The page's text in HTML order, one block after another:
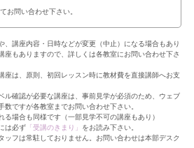
お問い合わせ下さい。
講座内容・日時などが変更（中止）になる場合もあり
座もありますので、詳しくは各教室にお問い合わせ下さ
は、原則、初回レッスン時に教材費を直接講師へお支
確認が必要な講座は、事前見学が必須のため、ウェブ
ですが各教室までお問い合わせ下さい。
場合も同様です（一部見学不可の講座もあり）
は必ず「受講のきまり」 をお読み下さい。
フは常駐しておりません。お問い合わせは本部デスク